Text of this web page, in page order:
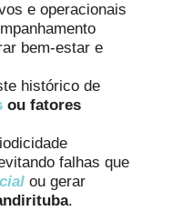
e operacionais
bem-estar e
histórico de
ou fatores
falhas que
ou gerar
.